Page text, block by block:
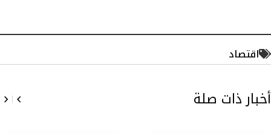
اقتصاد
أخبار ذات صلة